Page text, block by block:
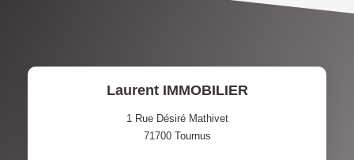
Laurent IMMOBILIER
1 Rue Désiré Mathivet
71700 Tournus